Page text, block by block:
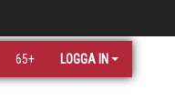
65+ LOGGA IN